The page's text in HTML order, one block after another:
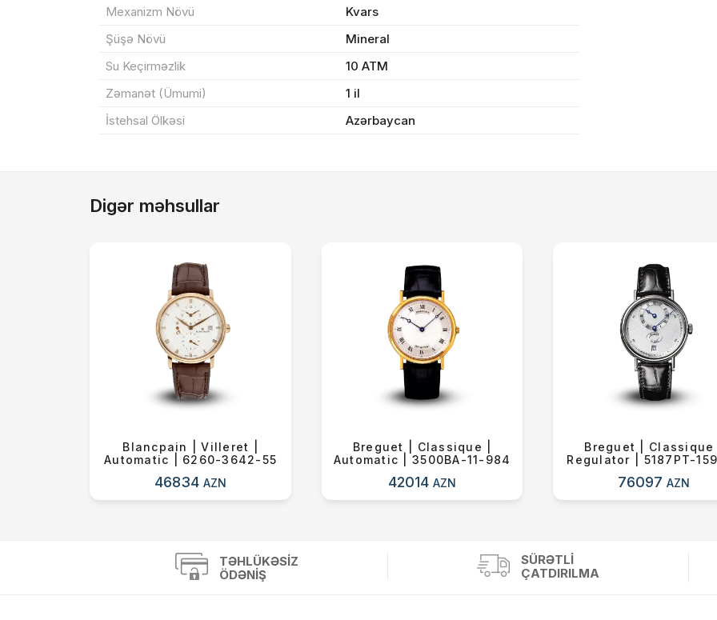
Mexanizm Növü
Kvars
Şüşə Növü
Mineral
Su Keçirməzlik
10 ATM
Zəmanət (Ümumi)
1 il
İstehsal Ölkəsi
Azərbaycan
Digər məhsullar
Blancpain | Villeret |
Automatic | 6260-3642-55
46834AZN
Breguet | Classique |
Automatic | 3500BA-11-984
42014AZN
Breguet |
Regulator | 5187PT-
76097AZN
TƏHLÜKƏSIZ
ÖDƏNIŞ
SÜRƏTLI
ÇATDIRILMA